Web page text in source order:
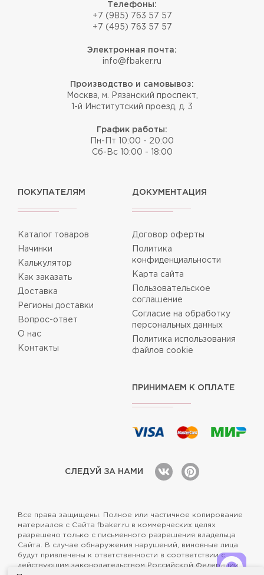
Телефоны:
+7 (985) 763 57 57
+7 (495) 763 57 57
Электронная почта:
info@fbaker.ru
Производство и самовывоз:
Москва, м. Рязанский проспект,
1-й Институтский проезд, д. 3
График работы:
Пн-Пт 10:00 - 20:00
Сб-Вс 10:00 - 18:00
ПОКУПАТЕЛЯМ
Каталог товаров
Начинки
Калькулятор
Как заказать
Доставка
Регионы доставки
Вопрос-ответ
О нас
Контакты
ДОКУМЕНТАЦИЯ
Договор оферты
Политика
конфиденциальности
Карта сайта
Пользовательское
соглашение
Согласие на обработку
персональных данных
Политика использования
файлов cookie
ПРИНИМАЕМ К ОПЛАТЕ
СЛЕДУЙ ЗА НАМИ
Все права защищены. Полное или частичное копирование
материалов с Сайта fbaker.ru в коммерческих целях
разрешено только с письменного разрешения владельца
Сайта. В случае обнаружения нарушений, виновные лица
будут привлечены к ответственности в соответствии с
действующим законодательством Российской Федерации.